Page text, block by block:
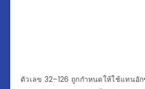
ตัวเลข 32–126 ถูกกำหนดให้ใช้แทน